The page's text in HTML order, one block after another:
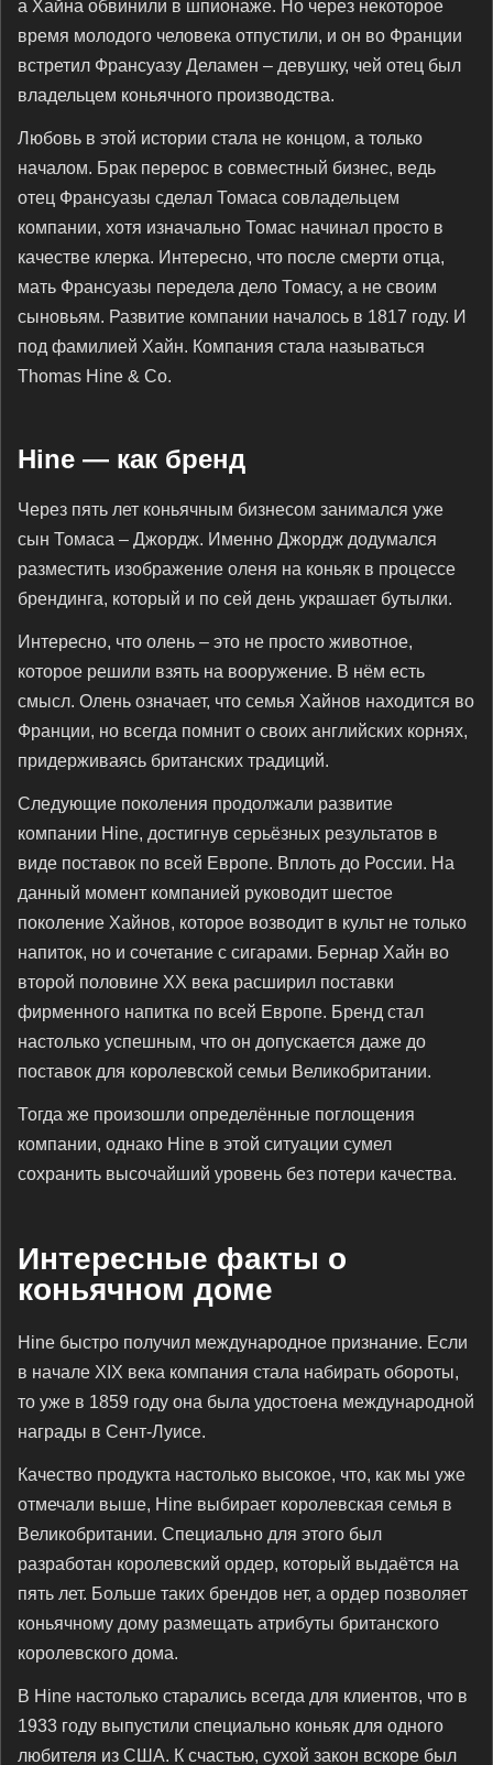
а Хайна обвинили в шпионаже. Но через некоторое
время молодого человека отпустили, и он во Франции
встретил Франсуазу Деламен – девушку, чей отец был
владельцем коньячного производства.
Любовь в этой истории стала не концом, а только
началом. Брак перерос в совместный бизнес, ведь
отец Франсуазы сделал Томаса совладельцем
компании, хотя изначально Томас начинал просто в
качестве клерка. Интересно, что после смерти отца,
мать Франсуазы передела дело Томасу, а не своим
сыновьям. Развитие компании началось в 1817 году. И
под фамилией Хайн. Компания стала называться
Thomas Hine & Co.
Hine — как бренд
Через пять лет коньячным бизнесом занимался уже
сын Томаса – Джордж. Именно Джордж додумался
разместить изображение оленя на коньяк в процессе
брендинга, который и по сей день украшает бутылки.
Интересно, что олень – это не просто животное,
которое решили взять на вооружение. В нём есть
смысл. Олень означает, что семья Хайнов находится во
Франции, но всегда помнит о своих английских корнях,
придерживаясь британских традиций.
Следующие поколения продолжали развитие
компании Hine, достигнув серьёзных результатов в
виде поставок по всей Европе. Вплоть до России. На
данный момент компанией руководит шестое
поколение Хайнов, которое возводит в культ не только
напиток, но и сочетание с сигарами. Бернар Хайн во
второй половине ХХ века расширил поставки
фирменного напитка по всей Европе. Бренд стал
настолько успешным, что он допускается даже до
поставок для королевской семьи Великобритании.
Тогда же произошли определённые поглощения
компании, однако Hine в этой ситуации сумел
сохранить высочайший уровень без потери качества.
Интересные факты о
коньячном доме
Hine быстро получил международное признание. Если
в начале XIX века компания стала набирать обороты,
то уже в 1859 году она была удостоена международной
награды в Сент-Луисе.
Качество продукта настолько высокое, что, как мы уже
отмечали выше, Hine выбирает королевская семья в
Великобритании. Специально для этого был
разработан королевский ордер, который выдаётся на
пять лет. Больше таких брендов нет, а ордер позволяет
коньячному дому размещать атрибуты британского
королевского дома.
В Hine настолько старались всегда для клиентов, что в
1933 году выпустили специально коньяк для одного
любителя из США. К счастью, сухой закон вскоре был